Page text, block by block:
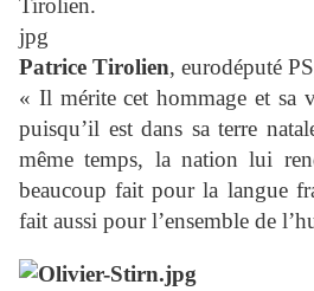
Patrice Tirolien, eurodéputé
« Il mérite cet hommage et sa
puisqu’il est dans sa terre
même temps, la nation lui
beaucoup fait pour la langue
fait aussi pour l’ensemble de